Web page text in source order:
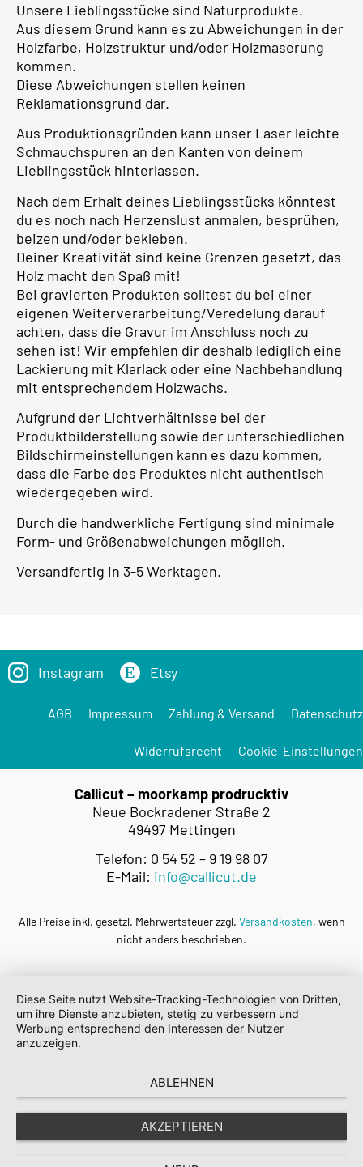
Unsere Lieblingsstücke sind Naturprodukte.
Aus diesem Grund kann es zu Abweichungen in der
Holzfarbe, Holzstruktur und/oder Holzmaserung
kommen.
Diese Abweichungen stellen keinen
Reklamationsgrund dar.
Aus Produktionsgründen kann unser Laser leichte
Schmauchspuren an den Kanten von deinem
Lieblingsstück hinterlassen.
Nach dem Erhalt deines Lieblingsstücks könntest
du es noch nach Herzenslust anmalen, besprühen,
beizen und/oder bekleben.
Deiner Kreativität sind keine Grenzen gesetzt, das
Holz macht den Spaß mit!
Bei gravierten Produkten solltest du bei einer
eigenen Weiterverarbeitung/Veredelung darauf
achten, dass die Gravur im Anschluss noch zu
sehen ist! Wir empfehlen dir deshalb lediglich eine
Lackierung mit Klarlack oder eine Nachbehandlung
mit entsprechendem Holzwachs.
Aufgrund der Lichtverhältnisse bei der
Produktbilderstellung sowie der unterschiedlichen
Bildschirmeinstellungen kann es dazu kommen,
dass die Farbe des Produktes nicht authentisch
wiedergegeben wird.
Durch die handwerkliche Fertigung sind minimale
Form- und Größenabweichungen möglich.
Versandfertig in 3-5 Werktagen.
Instagram Etsy
AGB Impressum Zahlung & Versand Datenschutz
Widerrufsrecht Cookie-Einstellungen
Callicut – moorkamp prodrucktiv
Neue Bockradener Straße 2
49497 Mettingen
Telefon: 0 54 52 – 9 19 98 07
E-Mail: info@callicut.de
Alle Preise inkl. gesetzl. Mehrwertsteuer zzgl. Versandkosten, wenn
nicht anders beschrieben.
Diese Seite nutzt Website-Tracking-Technologien von Dritten,
um ihre Dienste anzubieten, stetig zu verbessern und
Werbung entsprechend den Interessen der Nutzer
anzuzeigen.
ABLEHNEN
AKZEPTIEREN